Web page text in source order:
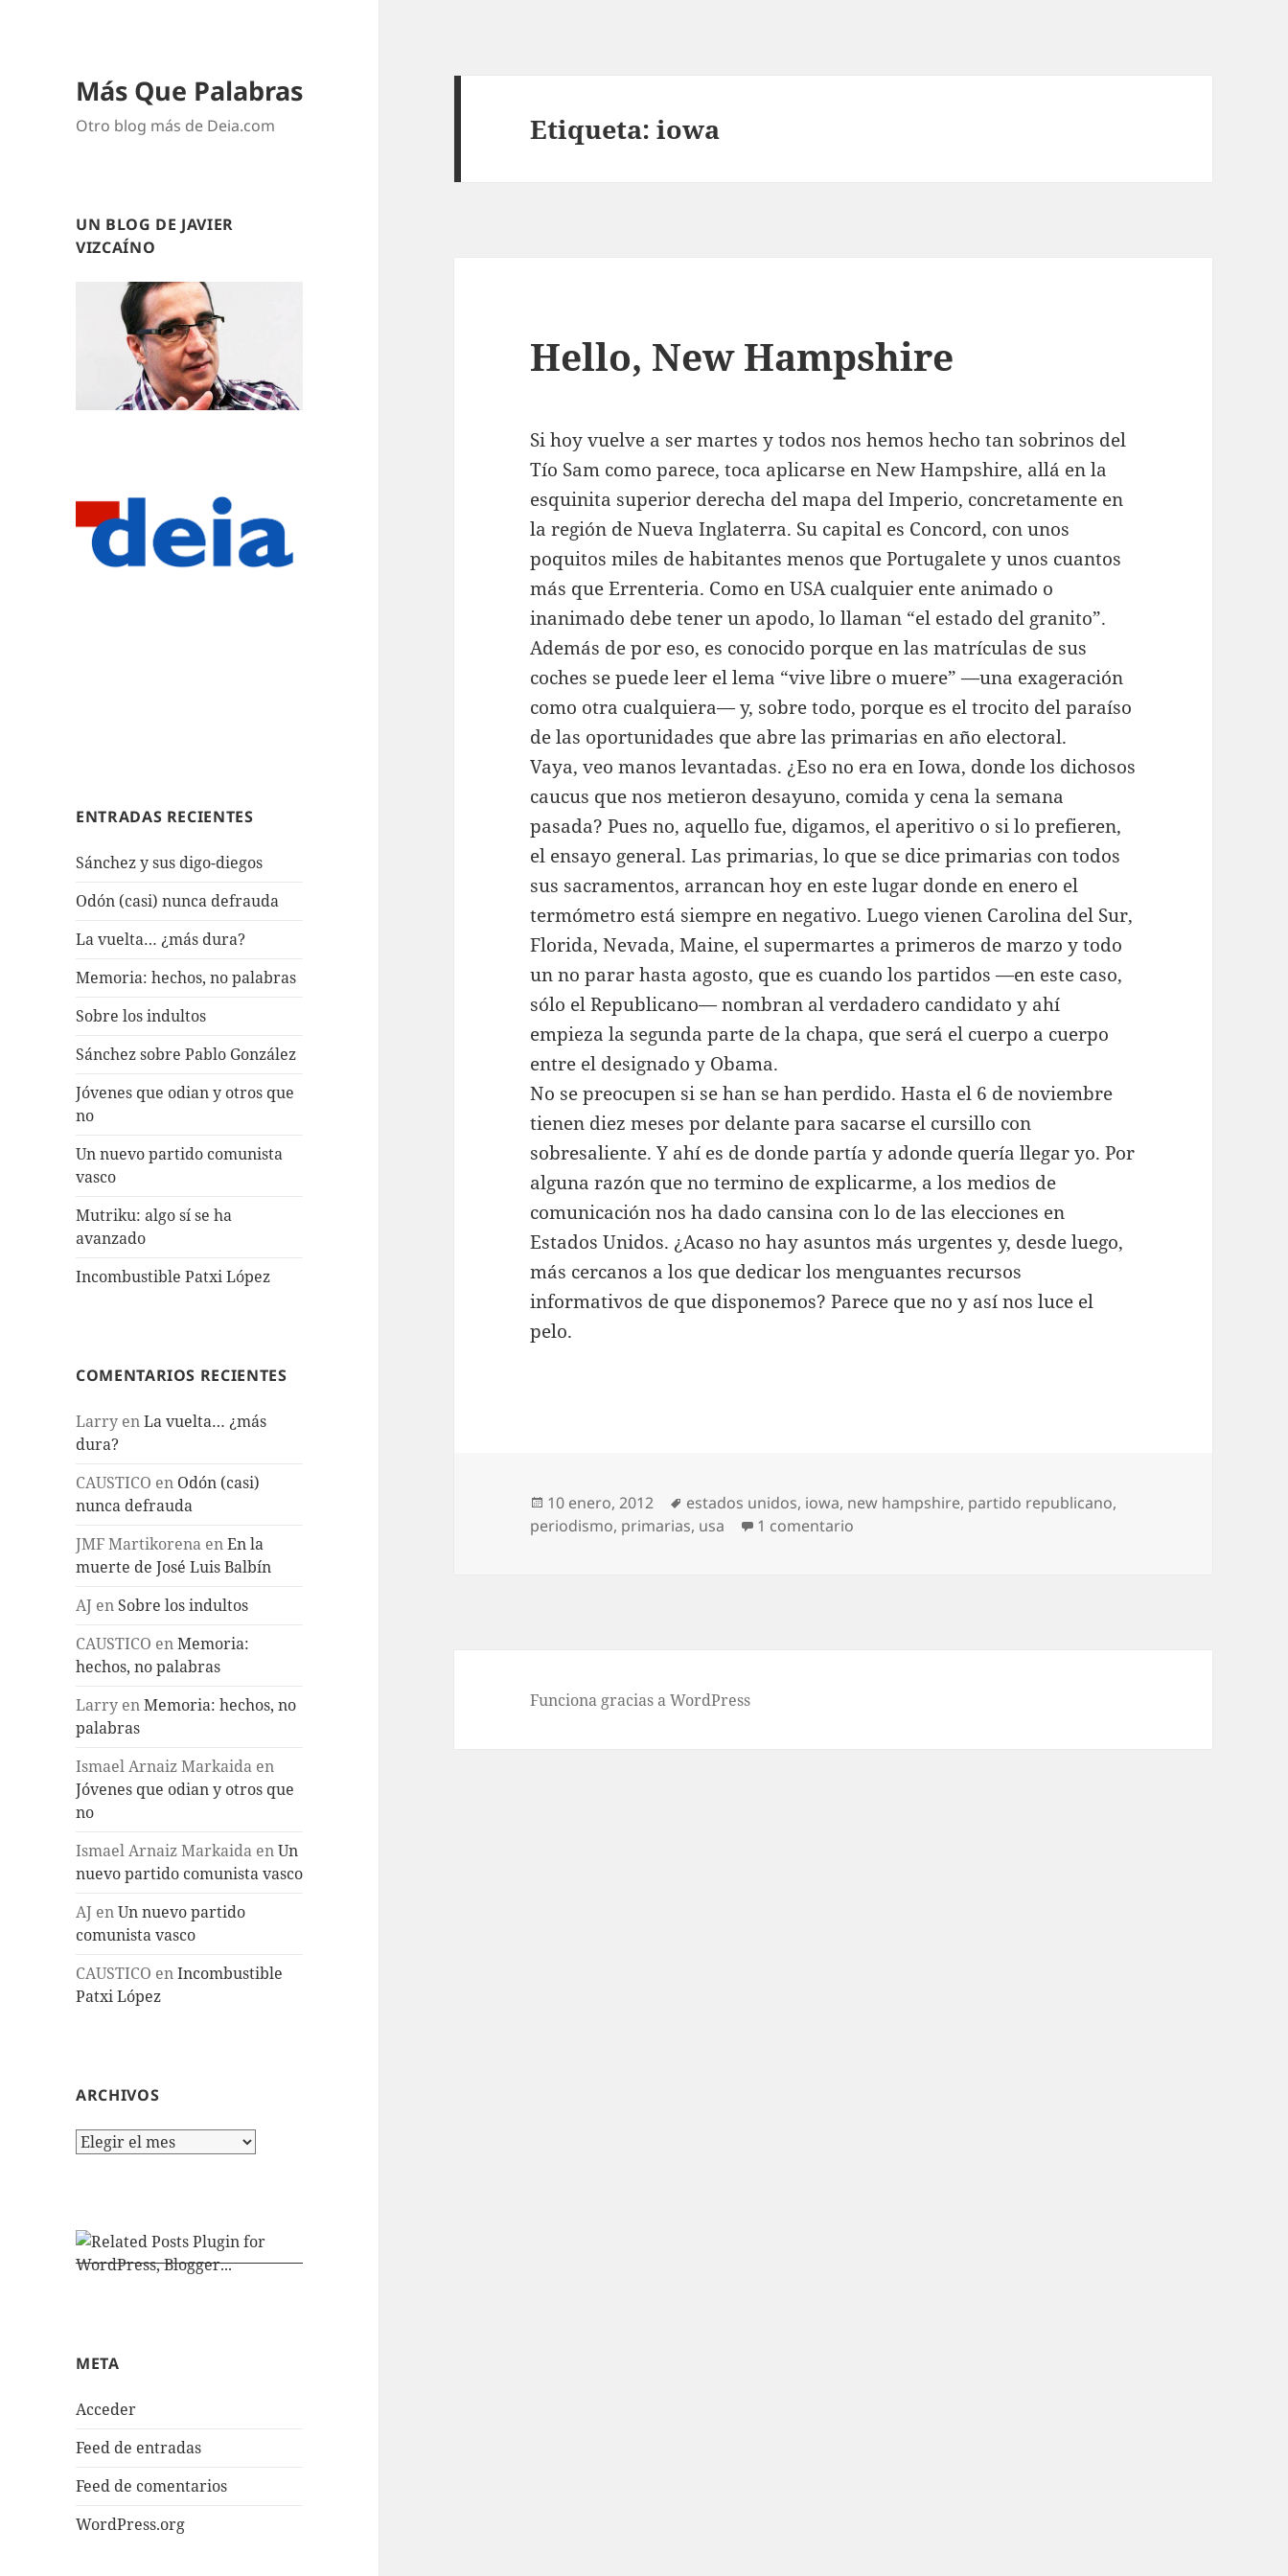
Más Que Palabras
Otro blog más de Deia.com
UN BLOG DE JAVIER
VIZCAÍNO
ENTRADAS RECIENTES
Sánchez y sus digo-diegos
Odón (casi) nunca defrauda
La vuelta… ¿más dura?
Memoria: hechos, no palabras
Sobre los indultos
Sánchez sobre Pablo González
Jóvenes que odian y otros que
no
Un nuevo partido comunista
vasco
Mutriku: algo sí se ha
avanzado
Incombustible Patxi López
COMENTARIOS RECIENTES
Larry enLa vuelta… ¿más
dura?
CAUSTICO en Odón (casi)
nunca defrauda
JMF Martikorena enEn la
muerte de José Luis Balbín
AJ en Sobre los indultos
CAUSTICO enMemoria:
hechos, no palabras
Larry enMemoria: hechos, no
palabras
Ismael Arnaiz Markaida en
Jóvenes que odian y otros que
no
Ismael Arnaiz Markaida enUn
nuevo partido comunista vasco
AJ enUn nuevo partido
comunista vasco
CAUSTICO enIncombustible
Patxi López
ARCHIVOS
Archivos
META
Acceder
Feed de entradas
Feed de comentarios
WordPress.org
Etiqueta:iowa
Hello, New Hampshire
Si hoy vuelve a ser martes y todos nos hemos hecho tan sobrinos del
Tío Sam como parece, toca aplicarse en New Hampshire, allá en la
esquinita superior derecha del mapa del Imperio, concretamente en
la región de Nueva Inglaterra. Su capital es Concord, con unos
poquitos miles de habitantes menos que Portugalete y unos cuantos
más que Errenteria. Como en USA cualquier ente animado o
inanimado debe tener un apodo, lo llaman “el estado del granito”.
Además de por eso, es conocido porque en las matrículas de sus
coches se puede leer el lema “vive libre o muere” —una exageración
como otra cualquiera— y, sobre todo, porque es el trocito del paraíso
de las oportunidades que abre las primarias en año electoral.
Vaya, veo manos levantadas. ¿Eso no era en Iowa, donde los dichosos
caucus que nos metieron desayuno, comida y cena la semana
pasada? Pues no, aquello fue, digamos, el aperitivo o si lo prefieren,
el ensayo general. Las primarias, lo que se dice primarias con todos
sus sacramentos, arrancan hoy en este lugar donde en enero el
termómetro está siempre en negativo. Luego vienen Carolina del Sur,
Florida, Nevada, Maine, el supermartes a primeros de marzo y todo
un no parar hasta agosto, que es cuando los partidos —en este caso,
sólo el Republicano— nombran al verdadero candidato y ahí
empieza la segunda parte de la chapa, que será el cuerpo a cuerpo
entre el designado y Obama.
No se preocupen si se han se han perdido. Hasta el 6 de noviembre
tienen diez meses por delante para sacarse el cursillo con
sobresaliente. Y ahí es de donde partía y adonde quería llegar yo. Por
alguna razón que no termino de explicarme, a los medios de
comunicación nos ha dado cansina con lo de las elecciones en
Estados Unidos. ¿Acaso no hay asuntos más urgentes y, desde luego,
más cercanos a los que dedicar los menguantes recursos
informativos de que disponemos? Parece que no y así nos luce el
pelo.
Publicado
el
10 enero, 2012 Etiquetas
estados unidos, iowa, new hampshire, partido republicano,
periodismo, primarias, usa 1 comentario
Funciona gracias a WordPress